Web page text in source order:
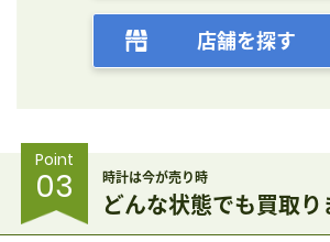
店舗を探す
Point
03 時計は今が売り時
どんな状態でも買取り